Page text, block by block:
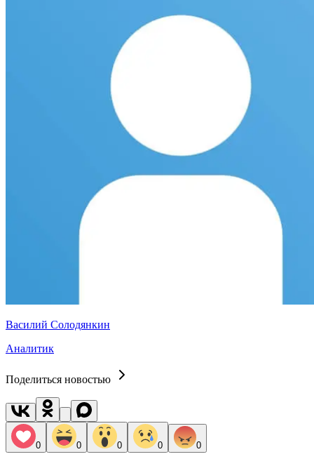
Василий Солодянкин
Аналитик
Поделиться новостью
0 0 0 0 0